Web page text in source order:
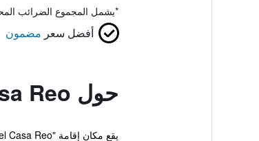
*يشمل المجموع الضرائب
أفضل سعر مضمون
حول Hotel Casa Reo